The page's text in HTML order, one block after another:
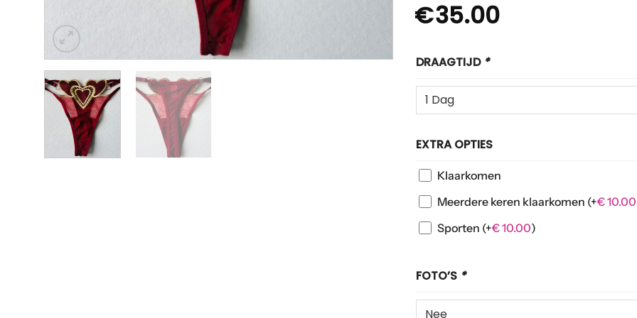
€35.00
DRAAGTIJD *
EXTRA OPTIES
Klaarkomen
Meerdere keren klaarkomen (+€10.00
Sporten (+€10.00)
FOTO’S *